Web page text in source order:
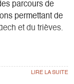
parcours de
permettant de
et du trièves.
peuplée